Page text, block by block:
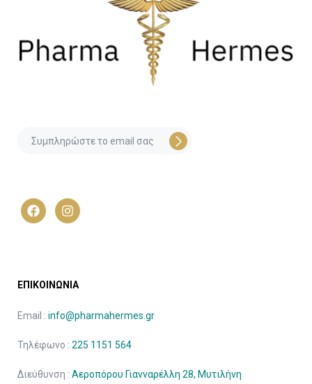
ΕΠΙΚΟΙΝΩΝΙΑ
Email : info@pharmahermes.gr
Τηλέφωνο : 225 1151 564
Διεύθυνση : Αεροπόρου Γιανναρέλλη 28, Μυτιλήνη